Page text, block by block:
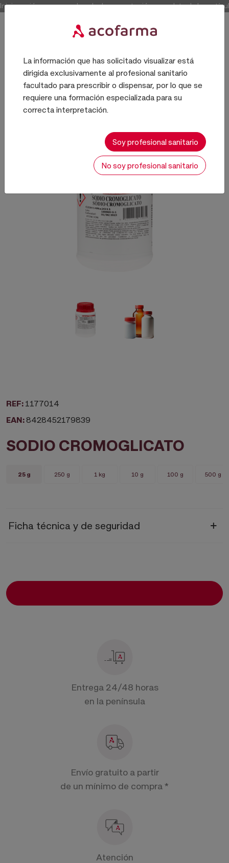
Inicia sesión para acceder a la documentación completa de los
PRINCIPIOS ACTIVOS
REF: 1177014
EAN:8428452179839
SODIO CROMOGLICATO
25 g 250 g 1 kg 10 g 100 g 500 g
Ficha técnica y de seguridad
Entrega 24/48 horas
en la península
Envío gratuito a partir
de un mínimo de compra *
Atención
La información que has solicitado visualizar está
dirigida exclusivamente al profesional sanitario
facultado para prescribir o dispensar, por lo que se
requiere una formación especializada para su
correcta interpretación.
Soy profesional sanitario
No soy profesional sanitario